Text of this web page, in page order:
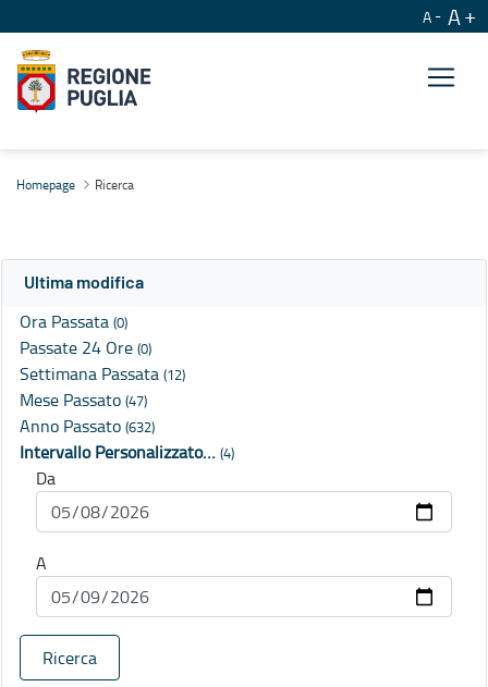
A A
Homepage Ricerca
Ultima modifica
Ora Passata (0)
Passate 24 Ore (0)
Settimana Passata (12)
Mese Passato (47)
Anno Passato (632)
Intervallo Personalizzato… (4)
Da
A
Ricerca